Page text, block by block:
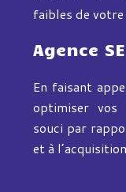
faibles de
Agence
En faisant
optimiser vos
souci par
et à